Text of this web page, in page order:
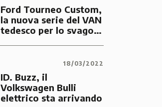
Ford Tourneo Custom,
la nuova serie del VAN
tedesco per lo svago e
18/03/2022
ID. Buzz, il
Volkswagen Bulli
elettrico sta arrivando